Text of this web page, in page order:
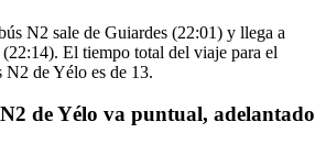
N2 sale de Guiardes (22:01) y llega a
El tiempo total del viaje para el
de Yélo es de 13.
de Yélo va puntual, adelantado